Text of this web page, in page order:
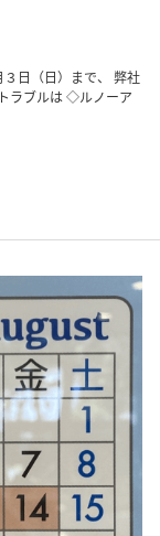
日（日）まで、 弊社
ラブルは ◇ルノーア